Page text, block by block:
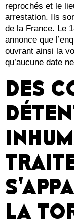
reprochés et le
arrestation. Ils
de la France. Le
annonce que
ouvrant ainsi la
qu’aucune date
DES
LA